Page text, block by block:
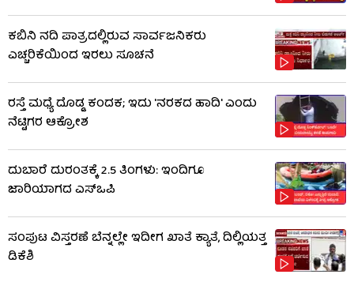
ಕಬಿನಿ ನದಿ ಪಾತ್ರದಲ್ಲಿರುವ ಸಾರ್ವಜನಿಕರು
ಎಚ್ಚರಿಕೆಯಿಂದ ಇರಲು ಸೂಚನೆ
ರಸ್ತೆ ಮಧ್ಯೆ ದೊಡ್ಡ ಕಂದಕ; ಇದು 'ನರಕದ ಹಾದಿ' ಎಂದು
ನೆಟ್ಟಿಗರ ಆಕ್ರೋಶ
ದುಬಾರೆ ದುರಂತಕ್ಕೆ 2.5 ತಿಂಗಳು: ಇಂದಿಗೂ
ಜಾರಿಯಾಗದ ಎಸ್‌ಒಪಿ
ಸಂಪುಟ ವಿಸ್ತರಣೆ ಬೆನ್ನಲ್ಲೇ ಇದೀಗ ಖಾತೆ ಕ್ಯಾತೆ, ದಿಲ್ಲಿಯತ್ತ
ಡಿಕೆಶಿ